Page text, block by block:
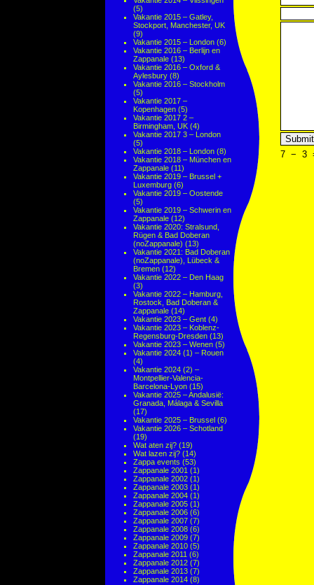
(5)
Vakantie 2015 – Gatley,
Stockport, Manchester, UK
(9)
Vakantie 2015 – London (6)
Vakantie 2016 – Berlijn en
Zappanale (13)
Vakantie 2016 – Oxford &
Aylesbury (8)
Vakantie 2016 – Stockholm
(5)
Vakantie 2017 –
Kopenhagen (5)
Vakantie 2017 2 –
Birmingham, UK (4)
Vakantie 2017 3 – London
(5)
Vakantie 2018 – London (8)
Vakantie 2018 – München en
Zappanale (11)
Vakantie 2019 – Brussel +
Luxemburg (6)
Vakantie 2019 – Oostende
(5)
Vakantie 2019 – Schwerin en
Zappanale (12)
Vakantie 2020: Stralsund,
Rügen & Bad Doberan
(noZappanale) (13)
Vakantie 2021: Bad Doberan
(noZappanale), Lübeck &
Bremen (12)
Vakantie 2022 – Den Haag
(3)
Vakantie 2022 – Hamburg,
Rostock, Bad Doberan &
Zappanale (14)
Vakantie 2023 – Gent (4)
Vakantie 2023 – Koblenz-
Regensburg-Dresden (13)
Vakantie 2023 – Wenen (5)
Vakantie 2024 (1) – Rouen
(4)
Vakantie 2024 (2) –
Montpellier-Valencia-
Barcelona-Lyon (15)
Vakantie 2025 – Andalusië:
Granada, Málaga & Sevilla
(17)
Vakantie 2025 – Brussel (6)
Vakantie 2026 – Schotland
(19)
Wat aten zij? (19)
Wat lazen zij? (14)
Zappa events (53)
Zappanale 2001 (1)
Zappanale 2002 (1)
Zappanale 2003 (1)
Zappanale 2004 (1)
Zappanale 2005 (1)
Zappanale 2006 (6)
Zappanale 2007 (7)
Zappanale 2008 (6)
Zappanale 2009 (7)
Zappanale 2010 (5)
Zappanale 2011 (6)
Zappanale 2012 (7)
Zappanale 2013 (7)
Zappanale 2014 (8)
7 − 3